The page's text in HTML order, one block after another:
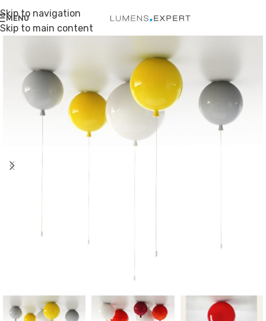
Skip to navigation
Skip to main content
MENU